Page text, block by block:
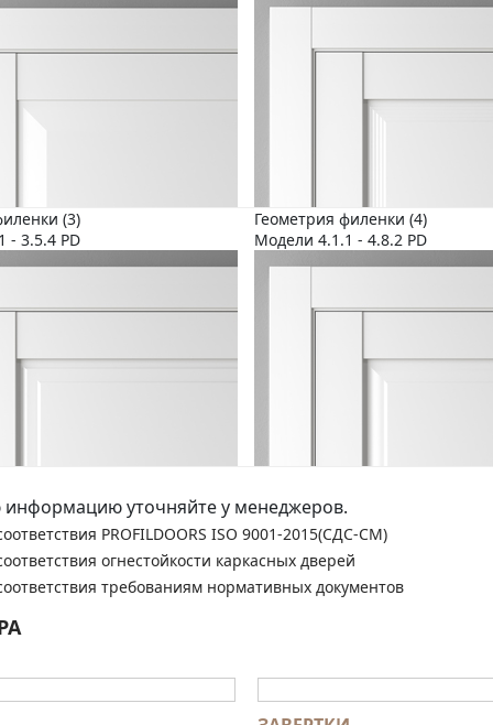
(3)
- 3.5.4 PD
Геометрия филенки (4)
Модели 4.1.1 - 4.8.2 PD
уточняйте у менеджеров.
PROFILDOORS ISO 9001-2015(СДС-СМ)
огнестойкости каркасных дверей
требованиям нормативных документов